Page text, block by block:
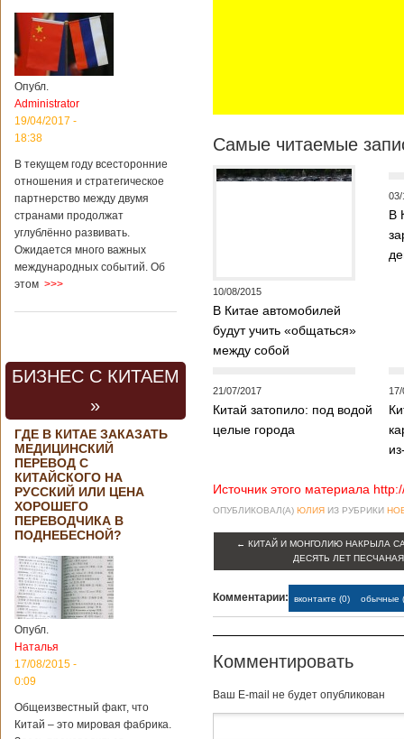
Опубл.
Administrator
19/04/2017 -
18:38
В текущем году всесторонние
отношения и стратегическое
партнерство между двумя
странами продолжат
углублённо развивать.
Ожидается много важных
международных событий. Об
этом >>>
БИЗНЕС С КИТАЕМ
»
ГДЕ В КИТАЕ ЗАКАЗАТЬ
МЕДИЦИНСКИЙ
ПЕРЕВОД С
КИТАЙСКОГО НА
РУССКИЙ ИЛИ ЦЕНА
ХОРОШЕГО
ПЕРЕВОДЧИКА В
ПОДНЕБЕСНОЙ?
Опубл.
Наталья
17/08/2015 -
0:09
Общеизвестный факт, что
Китай – это мировая фабрика.
Самые читаемые
10/08/2015
В Китае автомобилей
будут учить «общаться»
между собой
03/
В
21/07/2017
Китай затопило: под водой
целые города
Источник этого материала
ОПУБЛИКОВАЛ(А) ЮЛИЯ ИЗ РУБРИКИ
← КИТАЙ И МОНГОЛИЮ НАКРЫЛА
ДЕСЯТЬ ЛЕТ
Комментарии: вконтакте (0) обычные
Комментировать
Baш E-mail не будет опубликован